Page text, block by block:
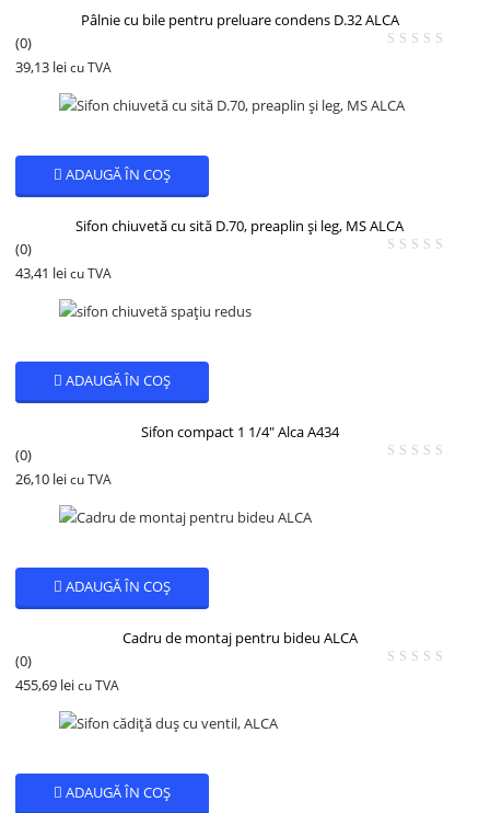
Pâlnie cu bile pentru preluare condens D.32 ALCA
(0)
39,13 lei cu TVA
ADAUGĂ ÎN COȘ
Sifon chiuvetă cu sită D.70, preaplin și leg, MS ALCA
(0)
43,41 lei cu TVA
ADAUGĂ ÎN COȘ
Sifon compact 1 1/4″ Alca A434
(0)
26,10 lei cu TVA
ADAUGĂ ÎN COȘ
Cadru de montaj pentru bideu ALCA
(0)
455,69 lei cu TVA
ADAUGĂ ÎN COȘ